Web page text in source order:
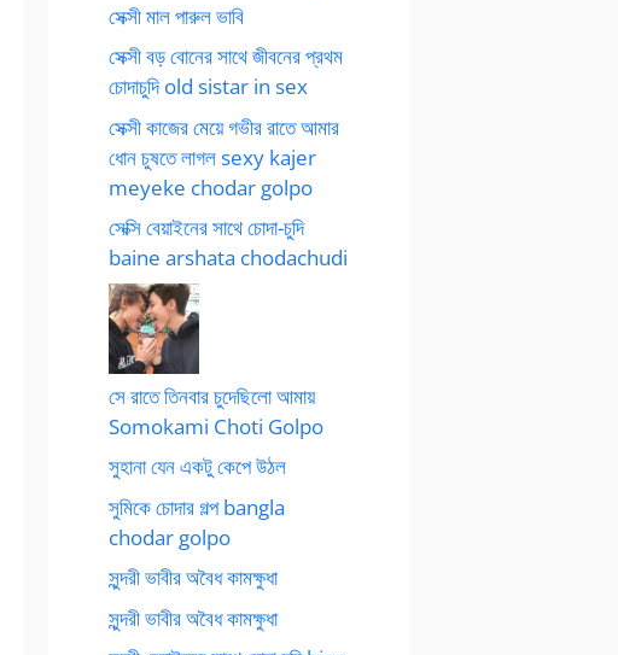
সেক্সী মাল পারুল ভাবি
সেক্সী বড় বোনের সাথে জীবনের প্রথম
চোদাচুদি old sistar in sex
সেক্সী কাজের মেয়ে গভীর রাতে আমার
ধোন চুষতে লাগল sexy kajer
meyeke chodar golpo
সেক্সি বেয়াইনের সাথে চোদা-চুদি
baine arshata chodachudi
সে রাতে তিনবার চুদেছিলো আমায়
Somokami Choti Golpo
সুহানা যেন একটু কেপে উঠল
সুমিকে চোদার গল্প bangla
chodar golpo
সুন্দরী ভাবীর অবৈধ কামক্ষুধা
সুন্দরী ভাবীর অবৈধ কামক্ষুধা